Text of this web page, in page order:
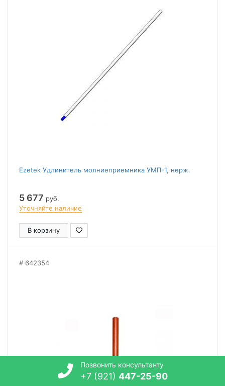
Ezetek Удлинитель молниеприемника УМП-1, нерж.
5 677 руб.
Уточняйте наличие
В корзину
642354
Позвонить консультанту
+7 (921) 447-25-90